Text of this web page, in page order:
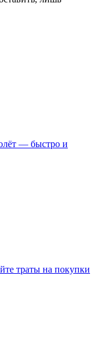
— быстро и
траты на покупки